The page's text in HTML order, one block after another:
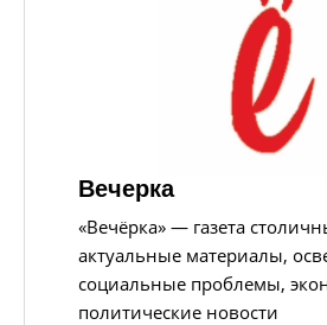
Вечерка
«Вечёрка» — газета
актуальные материалы,
социальные проблемы,
политические новости